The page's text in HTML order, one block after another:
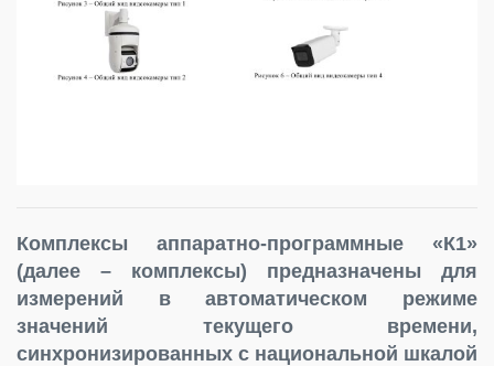
Комплексы аппаратно-программные «К1»
(далее – комплексы) предназначены для
измерений в автоматическом режиме
значений текущего времени,
синхронизированных с национальной шкалой